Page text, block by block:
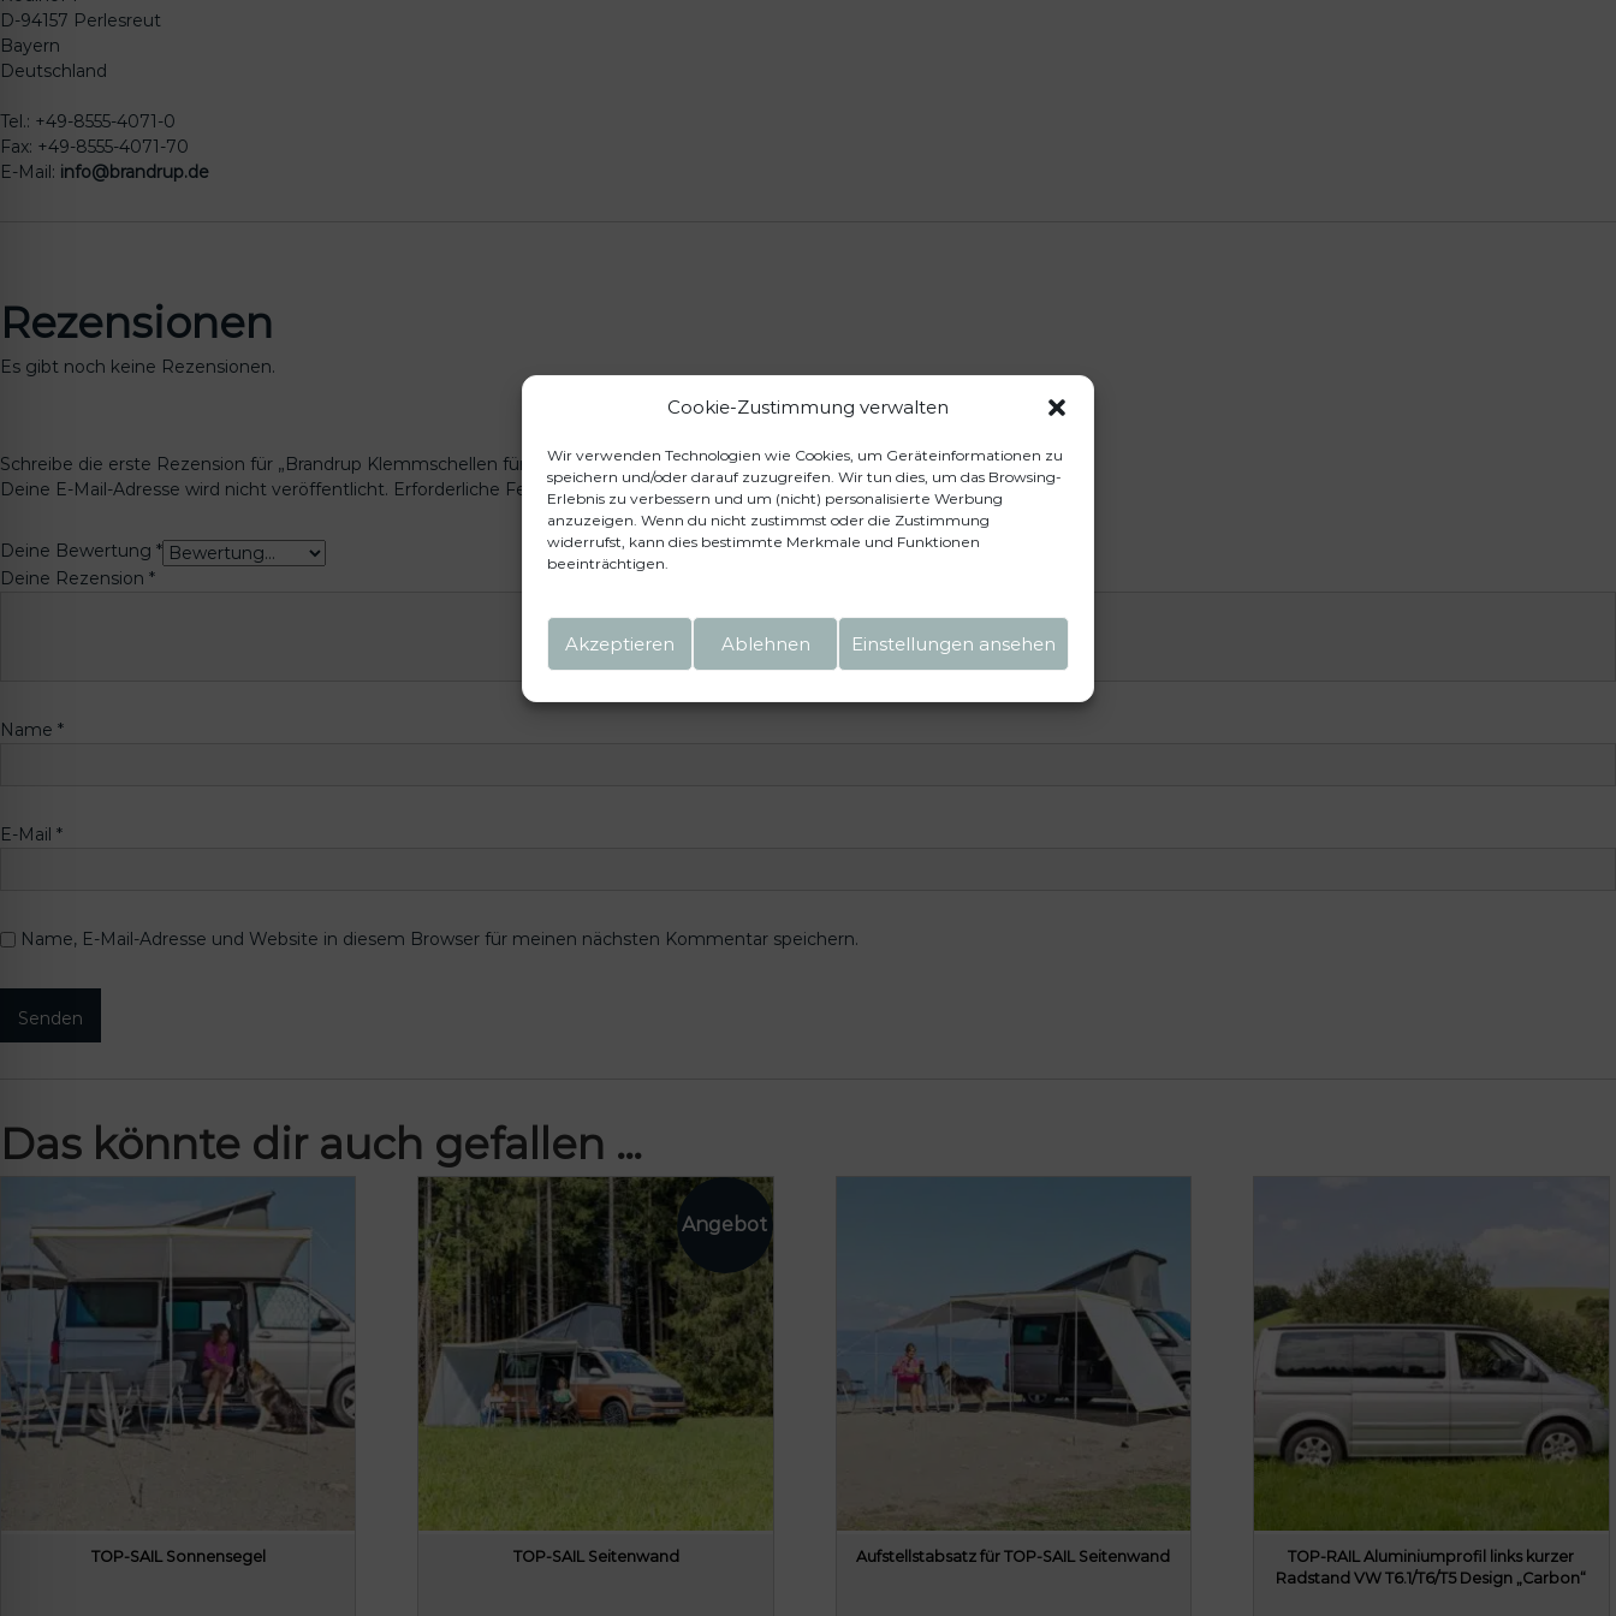
Cookie-Zustimmung verwalten
Wir verwenden Technologien wie Cookies, um Geräteinformationen zu
speichern und/oder darauf zuzugreifen. Wir tun dies, um das Browsing-
Erlebnis zu verbessern und um (nicht) personalisierte Werbung
anzuzeigen. Wenn du nicht zustimmst oder die Zustimmung
widerrufst, kann dies bestimmte Merkmale und Funktionen
beeinträchtigen.
Akzeptieren Ablehnen Einstellungen ansehen
D-94157 Perlesreut
Bayern
Deutschland
Tel.: +49-8555-4071-0
Fax: +49-8555-4071-70
E-Mail: info@brandrup.de
Rezensionen
Es gibt noch keine Rezensionen.
Schreibe die erste Rezension für „Brandrup Klemmschellen für Regenrinnenbefestigung (Ersatzteile), 3 Stück“
Deine E-Mail-Adresse wird nicht veröffentlicht. Erforderliche Felder sind mit *markiert
Deine Bewertung *
Deine Rezension *
Name *
E-Mail *
Name, E-Mail-Adresse und Website in diesem Browser für meinen nächsten Kommentar speichern.
Das könnte dir auch gefallen …
TOP-SAIL Sonnensegel TOP-SAIL Seitenwand Aufstellstabsatz für TOP-SAIL Seitenwand
TOP-RAIL Aluminiumprofil links kurzer
Radstand VW T6.1/T6/T5 Design „Carbon“